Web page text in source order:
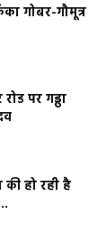
गोबर-गौमूत्र
पर गड्ढा
हो रही है